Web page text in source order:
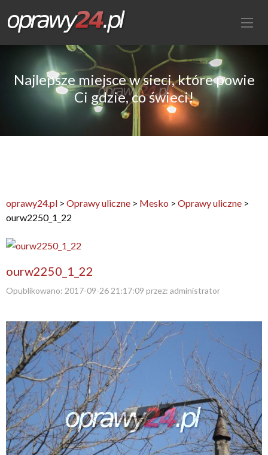
Najlepsze miejsce w sieci, które powie
Ci gdzie, co świeci!
oprawy24.pl > Oprawy uliczne > Mesko > Oprawy uliczne >
ourw2250_1_22
ourw2250_1_22
Opublikowano: 2017-09-26 21:17:09 przez: administrator